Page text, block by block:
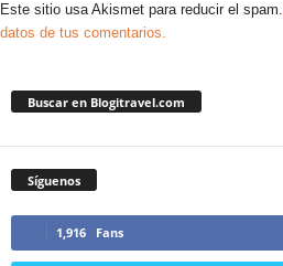
Este sitio usa Akismet para reducir el spam.
datos de tus comentarios.
Buscar en Blogitravel.com
Síguenos
1,916 Fans